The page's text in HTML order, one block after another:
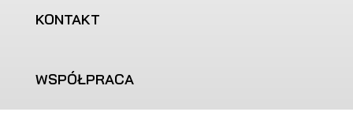
KONTAKT
WSPÓŁPRACA